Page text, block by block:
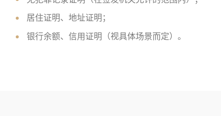
居住证明、地址证明；
银行余额、信用证明（视具体场景而定）。